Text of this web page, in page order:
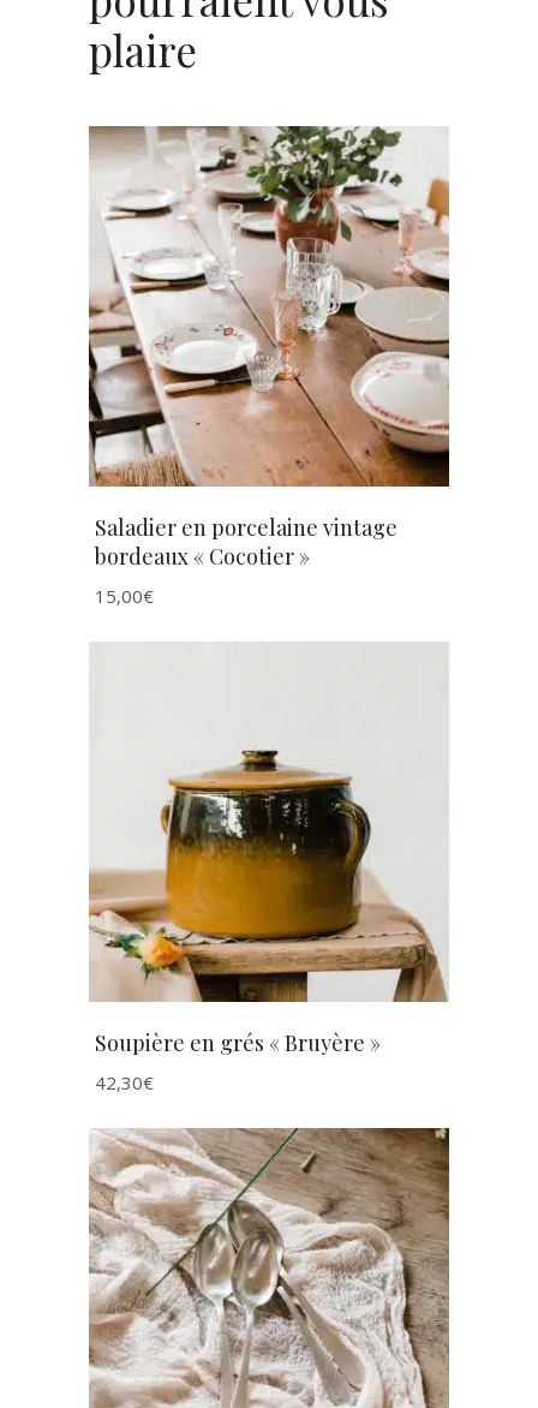
plaire
AJOUTER AU PANIER
Saladier en porcelaine vintage
bordeaux « Cocotier »
15,00€
AJOUTER AU PANIER
Soupière en grés « Bruyère »
42,30€
AJOUTER AU PANIER